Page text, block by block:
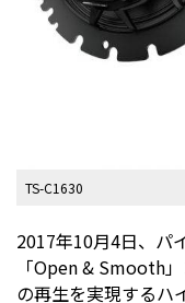
TS-C1630
2017年10月4日、パ
「Open & Smooth
の再生を実現するハ